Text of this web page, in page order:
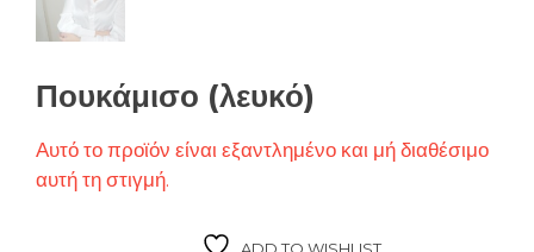
Πουκάμισο (λευκό)
Αυτό το προϊόν είναι εξαντλημένο και μή διαθέσιμο
αυτή τη στιγμή.
ADD TO WISHLIST